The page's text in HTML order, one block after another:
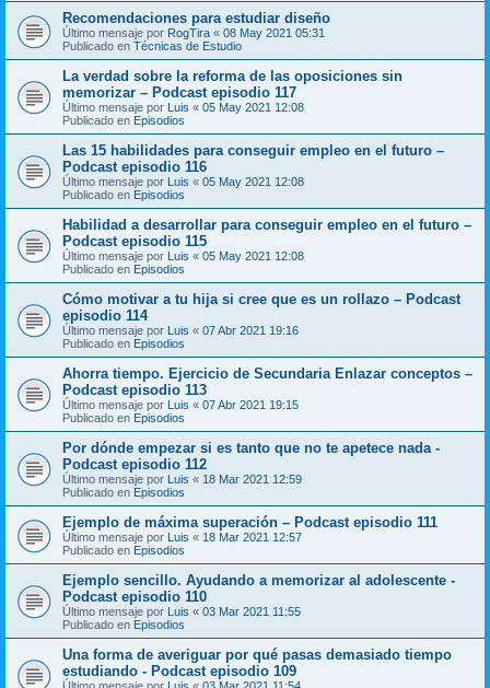
Recomendaciones para estudiar diseño
Último mensaje por RogTira « 08 May 2021 05:31
Publicado en Técnicas de Estudio
La verdad sobre la reforma de las oposiciones sin
memorizar – Podcast episodio 117
Último mensaje por Luis « 05 May 2021 12:08
Publicado en Episodios
Las 15 habilidades para conseguir empleo en el futuro –
Podcast episodio 116
Último mensaje por Luis « 05 May 2021 12:08
Publicado en Episodios
Habilidad a desarrollar para conseguir empleo en el futuro –
Podcast episodio 115
Último mensaje por Luis « 05 May 2021 12:08
Publicado en Episodios
Cómo motivar a tu hija si cree que es un rollazo – Podcast
episodio 114
Último mensaje por Luis « 07 Abr 2021 19:16
Publicado en Episodios
Ahorra tiempo. Ejercicio de Secundaria Enlazar conceptos –
Podcast episodio 113
Último mensaje por Luis « 07 Abr 2021 19:15
Publicado en Episodios
Por dónde empezar si es tanto que no te apetece nada -
Podcast episodio 112
Último mensaje por Luis « 18 Mar 2021 12:59
Publicado en Episodios
Ejemplo de máxima superación – Podcast episodio 111
Último mensaje por Luis « 18 Mar 2021 12:57
Publicado en Episodios
Ejemplo sencillo. Ayudando a memorizar al adolescente -
Podcast episodio 110
Último mensaje por Luis « 03 Mar 2021 11:55
Publicado en Episodios
Una forma de averiguar por qué pasas demasiado tiempo
estudiando - Podcast episodio 109
Último mensaje por Luis « 03 Mar 2021 11:54